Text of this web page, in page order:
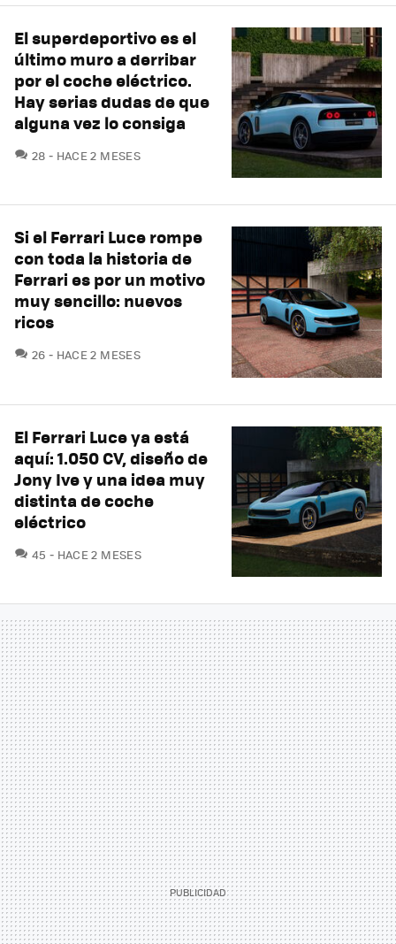
El superdeportivo es el
último muro a derribar
por el coche eléctrico.
Hay serias dudas de que
alguna vez lo consiga
28 COMENTARIOS
HACE 2 MESES
Si el Ferrari Luce rompe
con toda la historia de
Ferrari es por un motivo
muy sencillo: nuevos
ricos
26 COMENTARIOS
HACE 2 MESES
El Ferrari Luce ya está
aquí: 1.050 CV, diseño de
Jony Ive y una idea muy
distinta de coche
eléctrico
45 COMENTARIOS
HACE 2 MESES